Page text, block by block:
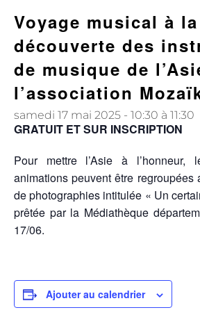
Voyage musical à la
découverte des
de musique de
l’association
samedi 17 mai 2025 - 10:30 à 11:30
GRATUIT ET SUR INSCRIPTION
Pour mettre l’Asie à l’honneur,
animations peuvent être regroupées
de photographies intitulée « Un
prêtée par la Médiathèque
17/06.
Ajouter au calendrier